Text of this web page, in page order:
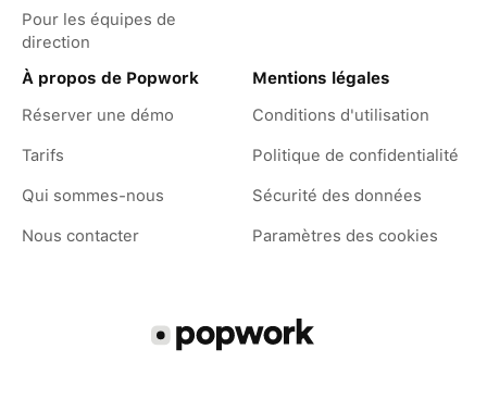
Pour les équipes de
direction
À propos de Popwork
Réserver une démo
Tarifs
Qui sommes-nous
Nous contacter
Mentions légales
Conditions d'utilisation
Politique de confidentialité
Sécurité des données
Paramètres des cookies